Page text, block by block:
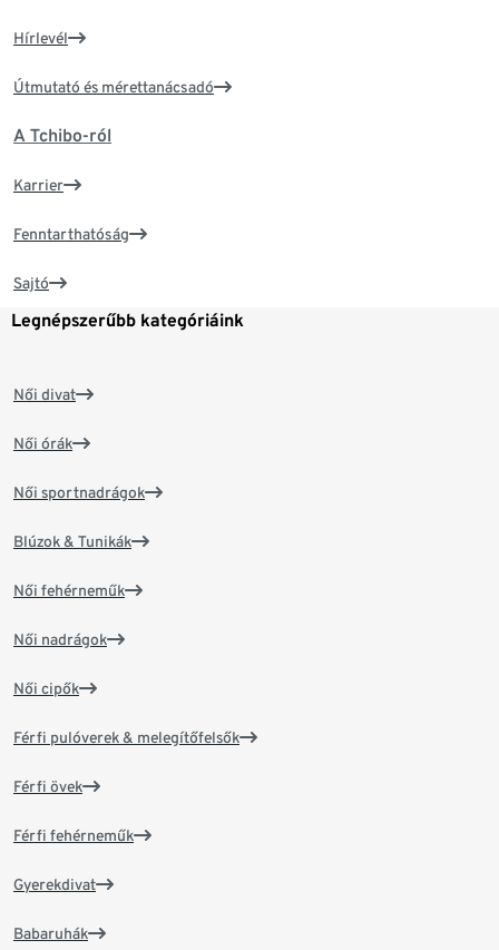
Hírlevél
Útmutató és mérettanácsadó
A Tchibo-ról
Karrier
Fenntarthatóság
Sajtó
Legnépszerűbb kategóriáink
Női divat
Női órák
Női sportnadrágok
Blúzok & Tunikák
Női fehérneműk
Női nadrágok
Női cipők
Férfi pulóverek & melegítőfelsők
Férfi övek
Férfi fehérneműk
Gyerekdivat
Babaruhák